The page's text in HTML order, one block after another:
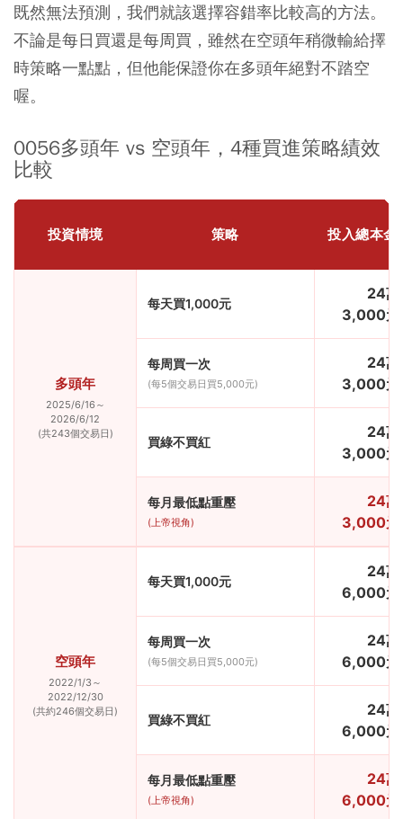
既然無法預測，我們就該選擇容錯率比較高的方法。
不論是每日買還是每周買，雖然在空頭年稍微輸給擇
時策略一點點，但他能保證你在多頭年絕對不踏空
喔。
0056多頭年 vs 空頭年，4種買進策略績效
比較
投資情境 策略 投入總本金
多頭年
2025/6/16～
2026/6/12
(共243個交易日)
每天買1,000元
24萬
3,000元
每周買一次
(每5個交易日買5,000元)
24萬
3,000元
買綠不買紅
24萬
3,000元
每月最低點重壓
(上帝視角)
24萬
3,000元
空頭年
2022/1/3～
2022/12/30
(共約246個交易日)
每天買1,000元
24萬
6,000元
每周買一次
(每5個交易日買5,000元)
24萬
6,000元
買綠不買紅
24萬
6,000元
每月最低點重壓
(上帝視角)
24萬
6,000元